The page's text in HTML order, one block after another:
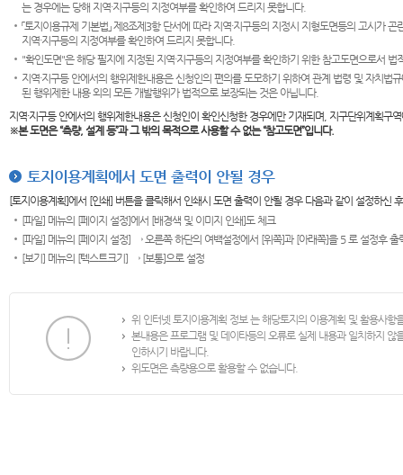
는 경우에는 당해 지역·지구등의 지정여부를 확인하여 드리지 못합니다.
「토지이용규제 기본법」 제8조제3항 단서에 따라 지역·지구등의 지정시 지형도면등의 고시가
지역·지구등의 지정여부를 확인하여 드리지 못합니다.
"확인도면"은 해당 필지에 지정된 지역·지구등의 지정여부를 확인하기 위한 참고도면으로서
지역·지구등 안에서의 행위제한내용은 신청인의 편의를 도모하기 위하여 관계 법령 및 자치
된 행위제한 내용 외의 모든 개발행위가 법적으로 보장되는 것은 아닙니다.
지역·지구등 안에서의 행위제한내용은 신청인이 확인신청한 경우에만 기재되며, 지구단위계획
※본 도면은“측량, 설계 등”과 그 밖의 목적으로 사용할 수 없는 “참고도면”입니다.
토지이용계획에서 도면 출력이 안될 경우
[토지이용계획]에서 [인쇄] 버튼을 클릭해서 인쇄시 도면 출력이 안될 경우 다음과 같이 설정하신
[파일] 메뉴의 [페이지 설정]에서 [배경색 및 이미지 인쇄]도 체크
[파일] 메뉴의 [페이지 설정] → 오른쪽 하단의 여백설정에서 [위쪽]과 [아래쪽]을 5 로 설정후 출
[보기] 메뉴의 [텍스트크기] → [보통]으로 설정
위 인터넷 토지이용계획 정보 는 해당토지의 이용계획 및 활용사
본내용은 프로그램 및 데이타등의 오류로 실제 내용과 일치하지
인하시기 바랍니다.
위도면은 측량용으로 활용할 수 없습니다.